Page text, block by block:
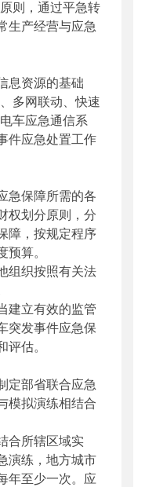
则，通过平急转
生产经营与应急
资源的基础
多网联动、快速
车应急通信系
件应急处置工作
保障所需的各
权划分原则，分
障，按规定程序
算。
织按照有关法
立有效的监管
突发事件应急保
估。
部省联合应急
模拟演练相结合
所辖区域实
演练，地方城市
年至少一次。应